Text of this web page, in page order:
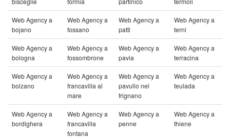
Web Agency a
bojano
Web Agency a
fossano
Web Agency a
patti
Web Agency a
terni
Web Agency a
bologna
Web Agency a
fossombrone
Web Agency a
pavia
Web Agency a
terracina
Web Agency a
bolzano
Web Agency a
francavilla al
mare
Web Agency a
pavullo nel
frignano
Web Agency a
teulada
Web Agency a
bordighera
Web Agency a
francavilla
fontana
Web Agency a
penne
Web Agency a
thiene